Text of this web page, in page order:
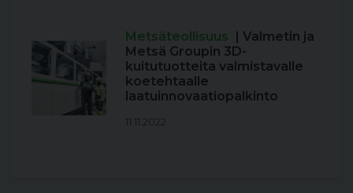
Metsäteollisuus | Valmetin ja
Metsä Groupin 3D-
kuitutuotteita valmistavalle
koetehtaalle
laatuinnovaatiopalkinto
11.11.2022